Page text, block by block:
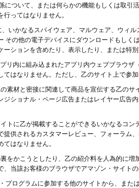
について、または何らかの機能もしくは取
ってはなりません。
いかなるスパイウェア、マルウェア、ウィ
その他の電子デバイスにダウンロードもし
ーションを含めたり、表示したり、または特
リ内に組み込まれたアプリ内ウェブブラウ
てはなりません。ただし、乙のサイト上で参
素材と密接に関連して商品を宣伝する乙の
ジショナル・ページ広告またはレイヤー広告
トに乙が掲載することができるいかなるコ
提供されるカスタマーレビュー、フォーラム
はなりません。
をかこうとしたり、乙の紹介料を人為的に
、当該お客様のブラウザでアマゾン・サイト
プログラムに参加する他のサイトから、ま